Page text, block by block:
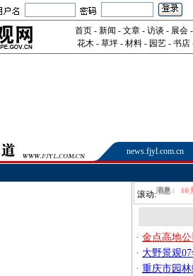
首页- 新闻 - 文章- 访谈 - 展会
花木- 草坪- 材料- 园艺- 书店
news.fjyl.com.cn
滚动:
最新消息:10月17
· 金点高地
· 大野景观
· 重庆市园